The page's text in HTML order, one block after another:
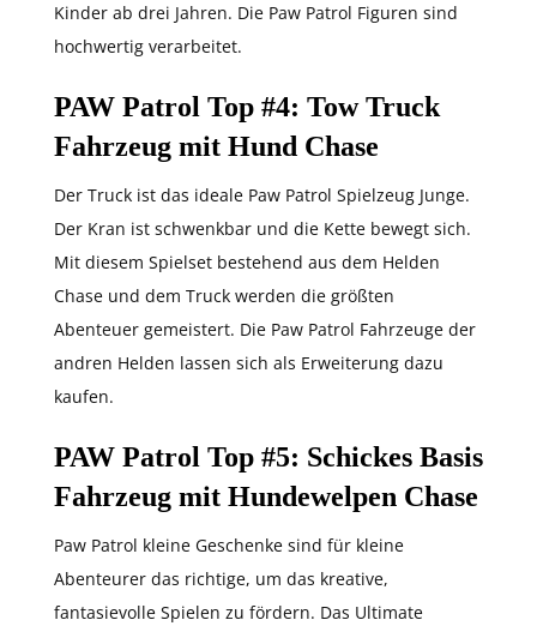
Kinder ab drei Jahren. Die Paw Patrol Figuren sind
hochwertig verarbeitet.
PAW Patrol Top #4: Tow Truck
Fahrzeug mit Hund Chase
Der Truck ist das ideale Paw Patrol Spielzeug Junge.
Der Kran ist schwenkbar und die Kette bewegt sich.
Mit diesem Spielset bestehend aus dem Helden
Chase und dem Truck werden die größten
Abenteuer gemeistert. Die Paw Patrol Fahrzeuge der
andren Helden lassen sich als Erweiterung dazu
kaufen.
PAW Patrol Top #5: Schickes Basis
Fahrzeug mit Hundewelpen Chase
Paw Patrol kleine Geschenke sind für kleine
Abenteurer das richtige, um das kreative,
fantasievolle Spielen zu fördern. Das Ultimate